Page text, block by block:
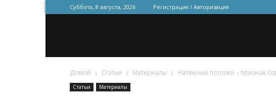
Суббота, 8 августа, 2026 Регистрация / Авторизация
Домой Статьи Материалы Натяжные потолки – признак
Статьи Материалы